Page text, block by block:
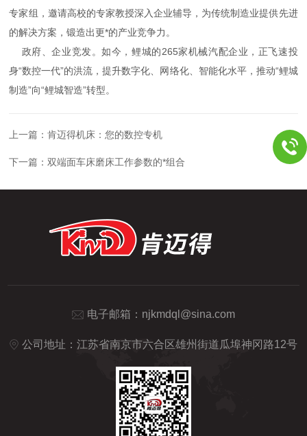
专家组，邀请高校的专家教授深入企业辅导，为传统制造业提供先进
的解决方案，锻造出更*的产业竞争力。
政府、企业竞发。如今，鲤城的265家机械汽配企业，正飞速投
身“数控一代”的洪流，提升数字化、网络化、智能化水平，推动“鲤城
制造”向“鲤城智造”转型。
上一篇：肯迈得机床：您的数控专机
下一篇：双端面车床磨床工作参数的*组合
电子邮箱： njkmdql@sina.com
公司地址：江苏省南京市六合区雄州街道瓜埠神冈路12号